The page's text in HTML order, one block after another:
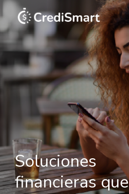
Soluciones
financieras que